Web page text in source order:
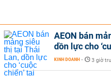
AEON bán
dồn lực cho
KINH DOANH - 3 giờ